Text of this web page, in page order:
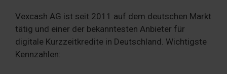
Vexcash AG ist seit 2011 auf dem deutschen Markt
tätig und einer der bekanntesten Anbieter für
digitale Kurzzeitkredite in Deutschland. Wichtigste
Kennzahlen: